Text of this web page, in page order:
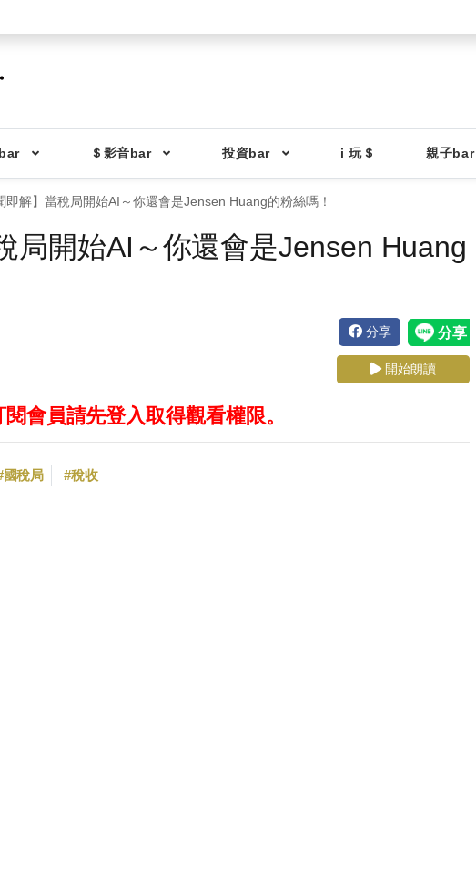
＄影音bar 投資bar i 玩＄ 親子bar
即解】當稅局開始AI～你還會是Jensen Huang的粉絲嗎！
局開始AI～你還會是Jensen Huang
分享
開始朗讀
會員請先登入取得觀看權限。
國稅局 稅收